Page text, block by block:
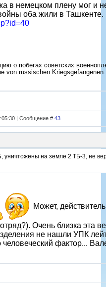
в немецком плену мог и
оба жили в Ташкенте.
о побегах советских
von russischen Kriegsgefangenen.
| Сообщение # 43
уничтожены на земле 2 ТБ-3, не
Может,
Очень близка эта
не нашли УПК
фактор...